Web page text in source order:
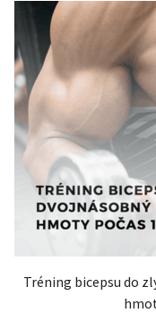
Tréning bicepsu do